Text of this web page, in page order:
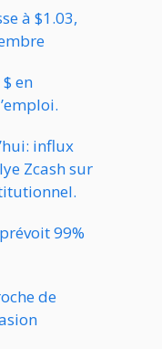
à $1.03,
en
influx
Zcash sur
99%
de